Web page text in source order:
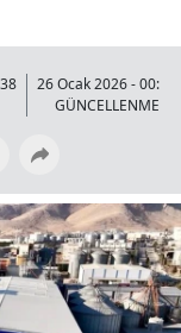
26 Ocak 2026 - 00:36
GÜNCELLENME